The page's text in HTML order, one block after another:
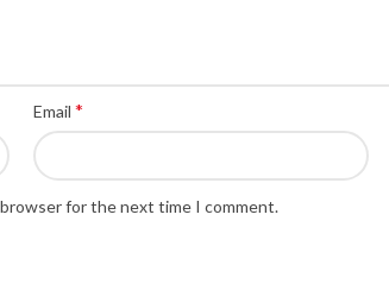
Email*
for the next time I comment.